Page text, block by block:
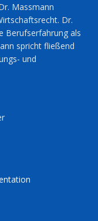
Massmann
Dr.
Berufserfahrung als
spricht fließend
und